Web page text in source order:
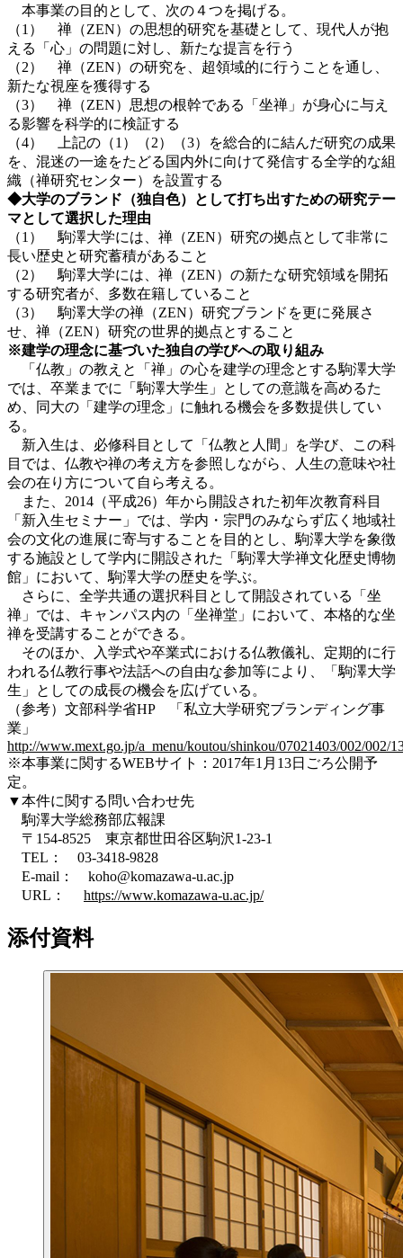
本事業の目的として、次の４つを掲げる。
（1） 禅（ZEN）の思想的研究を基礎として、現代人が抱
える「心」の問題に対し、新たな提言を行う
（2） 禅（ZEN）の研究を、超領域的に行うことを通し、
新たな視座を獲得する
（3） 禅（ZEN）思想の根幹である「坐禅」が身心に与え
る影響を科学的に検証する
（4） 上記の（1）（2）（3）を総合的に結んだ研究の成果
を、混迷の一途をたどる国内外に向けて発信する全学的な組
織（禅研究センター）を設置する
◆大学のブランド（独自色）として打ち出すための研究テー
マとして選択した理由
（1） 駒澤大学には、禅（ZEN）研究の拠点として非常に
長い歴史と研究蓄積があること
（2） 駒澤大学には、禅（ZEN）の新たな研究領域を開拓
する研究者が、多数在籍していること
（3） 駒澤大学の禅（ZEN）研究ブランドを更に発展さ
せ、禅（ZEN）研究の世界的拠点とすること
※建学の理念に基づいた独自の学びへの取り組み
「仏教」の教えと「禅」の心を建学の理念とする駒澤大学
では、卒業までに「駒澤大学生」としての意識を高めるた
め、同大の「建学の理念」に触れる機会を多数提供してい
る。
新入生は、必修科目として「仏教と人間」を学び、この科
目では、仏教や禅の考え方を参照しながら、人生の意味や社
会の在り方について自ら考える。
また、2014（平成26）年から開設された初年次教育科目
「新入生セミナー」では、学内・宗門のみならず広く地域社
会の文化の進展に寄与することを目的とし、駒澤大学を象徴
する施設として学内に開設された「駒澤大学禅文化歴史博物
館」において、駒澤大学の歴史を学ぶ。
さらに、全学共通の選択科目として開設されている「坐
禅」では、キャンパス内の「坐禅堂」において、本格的な坐
禅を受講することができる。
そのほか、入学式や卒業式における仏教儀礼、定期的に行
われる仏教行事や法話への自由な参加等により、「駒澤大学
生」としての成長の機会を広げている。
（参考）文部科学省HP 「私立大学研究ブランディング事
業」
http://www.mext.go.jp/a_menu/koutou/shinkou/07021403/002/002/
※本事業に関するWEBサイト：2017年1月13日ごろ公開予
定。
▼本件に関する問い合わせ先
駒澤大学総務部広報課
〒154-8525 東京都世田谷区駒沢1-23-1
TEL： 03-3418-9828
E-mail： koho@komazawa-u.ac.jp
URL： https://www.komazawa-u.ac.jp/
添付資料